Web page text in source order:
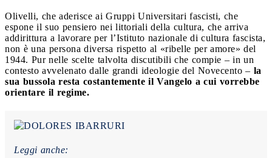
Olivelli, che aderisce ai Gruppi Universitari fascisti, che
espone il suo pensiero nei littoriali della cultura, che arriva
addirittura a lavorare per l’Istituto nazionale di cultura fascista,
non è una persona diversa rispetto al «ribelle per amore» del
1944. Pur nelle scelte talvolta discutibili che compie – in un
contesto avvelenato dalle grandi ideologie del Novecento – la
sua bussola resta costantemente il Vangelo a cui vorrebbe
orientare il regime.
Leggi anche: